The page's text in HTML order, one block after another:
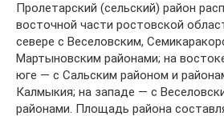
Пролетарский (сельский) район
восточной части ростовской
севере с Веселовским,
Мартыновским районами; на
юге — с Сальским районом и
Калмыкия; на западе — с
районами. Площадь района